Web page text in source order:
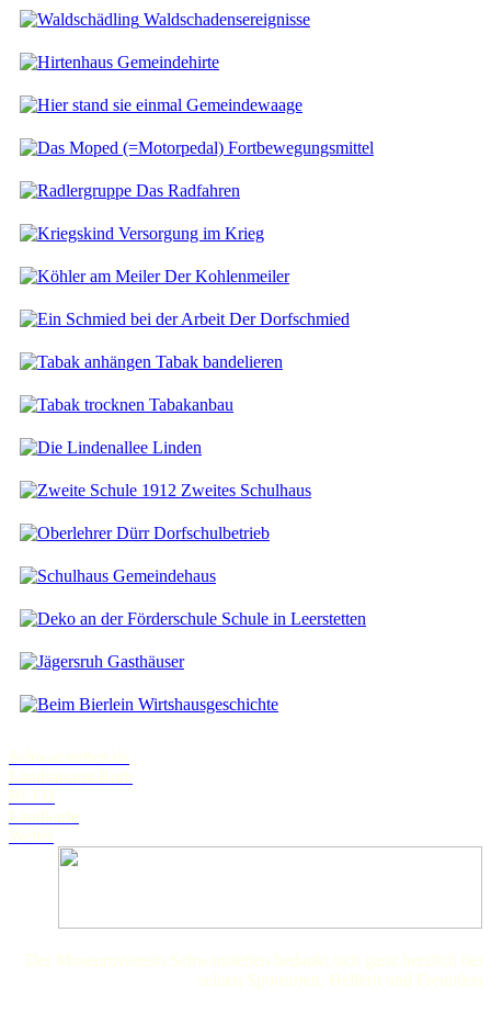
Waldschadensereignisse
Gemeindehirte
Gemeindewaage
Fortbewegungsmittel
Das Radfahren
Versorgung im Krieg
Der Kohlenmeiler
Der Dorfschmied
Tabak bandelieren
Tabakanbau
Linden
Zweites Schulhaus
Dorfschulbetrieb
Gemeindehaus
Schule in Leerstetten
Gasthäuser
Wirtshausgeschichte
Schwanstetten.de
Landratsamt Roth
BLFD
Landkarte
Wetter
Der Museumsverein Schwanstetten bedankt sich ganz herzlich bei
seinen Sponsoren, Helfern und Freunden